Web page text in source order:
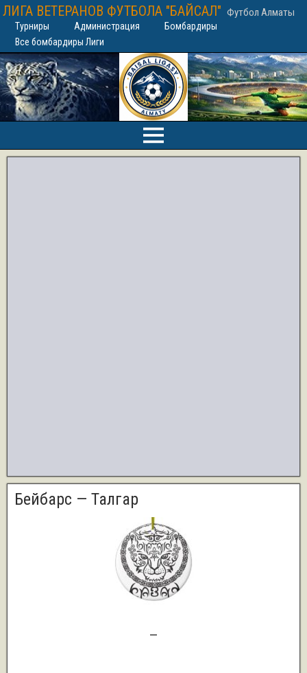
ЛИГА ВЕТЕРАНОВ ФУТБОЛА "БАЙСАЛ" Футбол Алматы
Турниры Администрация
Бомбардиры
Все бомбардиры Лиги
Бейбарс — Талгар
—